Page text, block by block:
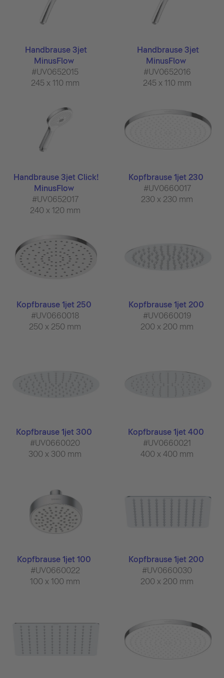
Handbrause 3jet
MinusFlow
#UV0652015
245 x 110 mm
Handbrause 3jet
MinusFlow
#UV0652016
245 x 110 mm
Handbrause 3jet Click!
MinusFlow
#UV0652017
240 x 120 mm
Kopfbrause 1jet 230
#UV0660017
230 x 230 mm
Kopfbrause 1jet 250
#UV0660018
250 x 250 mm
Kopfbrause 1jet 200
#UV0660019
200 x 200 mm
Kopfbrause 1jet 300
#UV0660020
300 x 300 mm
Kopfbrause 1jet 400
#UV0660021
400 x 400 mm
Kopfbrause 1jet 100
#UV0660022
100 x 100 mm
Kopfbrause 1jet 200
#UV0660030
200 x 200 mm